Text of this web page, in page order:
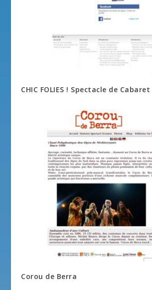
CHIC FOLIES ! Spectacle de Cabaret
Corou de Berra